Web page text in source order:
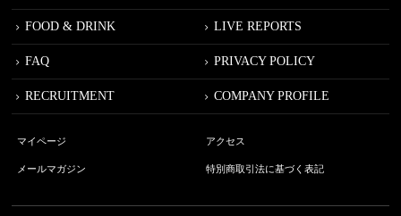
FOOD & DRINK LIVE REPORTS
FAQ PRIVACY POLICY
RECRUITMENT COMPANY PROFILE
マイページ アクセス
メールマガジン 特別商取引法に基づく表記